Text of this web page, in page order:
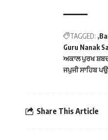
TAGGED:
Guru Nanak
ਅਕਾਲ ਪੁਰਖ ਸ਼ਬਦ
ਜਪੁਜੀ ਸਾਹਿਬ
Share This Article